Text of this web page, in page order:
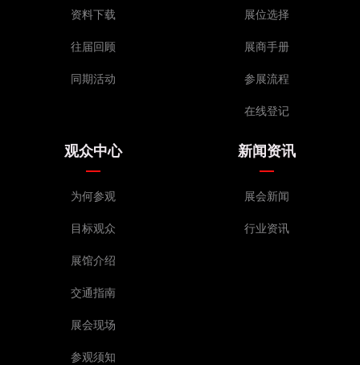
10G117T 卓农国际贸易有限公司
10G122T 上海芮涵国际贸易有限公司
10G125T 哈尔滨市玉汝于成商贸有限公司
10G129T 布宜诺（浙江）进出口有限公司
10H131A 广州世友中天酒店用品有限公司
10H133A 江西天沃机械科技有限公司
10H137A 曹县亿多多木业有限公司
10H139A 唯米商贸（湖北）有限公司
10H147A福建龙马酿酒有限公司
10H149A欧商亿族（天津）进出口贸易有限公司
12F092T 上海迷恩贸易有限公司
12G081T 青岛豪威原浆啤酒有限公司
12G086T 继梵希（北京）果酒有限公司
12G093T,12L191B 青岛帝勋洋酒有限公司
12G099T,12G100T 贵州黄氏酒厂有限责任公司
12G103T 青岛蓝宝石酒业有限公司
12G107T 山东叁壹捌啤酒有限公司
12G108T 河北法特尔酒业有限公司
资料下载
往届回顾
同期活动
展位选择
展商手册
参展流程
在线登记
观众中心
为何参观
目标观众
展馆介绍
交通指南
展会现场
参观须知
新闻资讯
展会新闻
行业资讯